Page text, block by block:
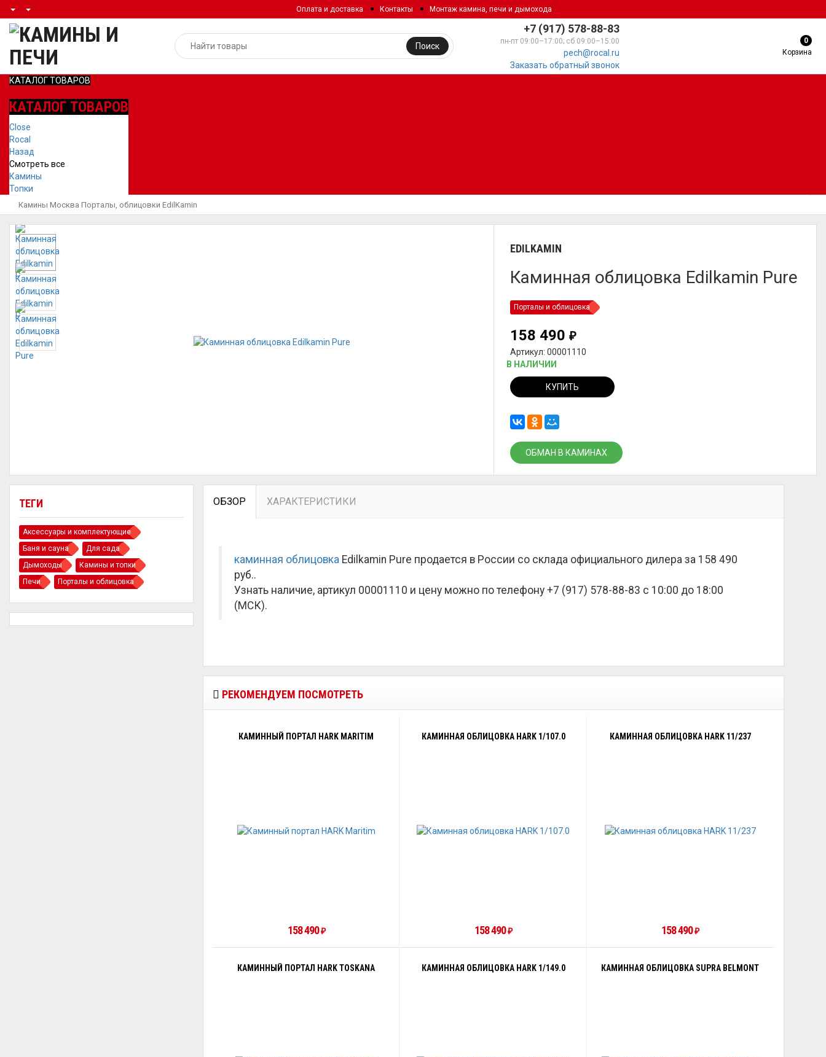
Оплата и доставка Контакты Монтаж камина, печи и дымохода
+7 (917) 578-88-83
пн-пт 09:00–17:00; сб 09:00–15:00
pech@rocal.ru
Заказать обратный звонок
Поиск
0
Корзина
КАТАЛОГ ТОВАРОВ
КАТАЛОГ ТОВАРОВ
Close
Rocal
Назад
Смотреть все
Камины
Топки
Камины Москва Порталы, облицовки EdilKamin
EDILKAMIN
Каминная облицовка Edilkamin Pure
Порталы и облицовка
158 490₽
Артикул: 00001110
В НАЛИЧИИ
КУПИТЬ
ОБМАН В КАМИНАХ
ТЕГИ
Аксессуары и комплектующие
Баня и сауна
Для сада
Дымоходы
Камины и топки
Печи
Порталы и облицовка
ОБЗОР ХАРАКТЕРИСТИКИ
каминная облицовка Edilkamin Pure продается в России со склада официального дилера за 158 490
руб..
Узнать наличие, артикул 00001110 и цену можно по телефону +7 (917) 578-88-83 с 10:00 до 18:00
(МСК).
РЕКОМЕНДУЕМ ПОСМОТРЕТЬ
КАМИННЫЙ ПОРТАЛ HARK MARITIM
158 490₽
КАМИННАЯ ОБЛИЦОВКА HARK 1/107.0
158 490₽
КАМИННАЯ ОБЛИЦОВКА HARK 11/237
158 490₽
КАМИННЫЙ ПОРТАЛ HARK TOSKANA КАМИННАЯ ОБЛИЦОВКА HARK 1/149.0 КАМИННАЯ ОБЛИЦОВКА SUPRA BELMONT